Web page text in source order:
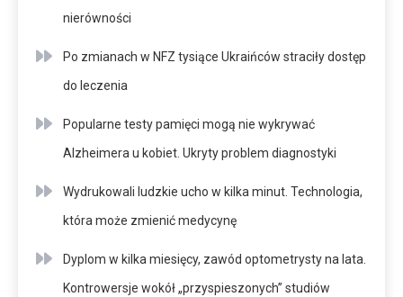
nierówności
Po zmianach w NFZ tysiące Ukraińców straciły dostęp
do leczenia
Popularne testy pamięci mogą nie wykrywać
Alzheimera u kobiet. Ukryty problem diagnostyki
Wydrukowali ludzkie ucho w kilka minut. Technologia,
która może zmienić medycynę
Dyplom w kilka miesięcy, zawód optometrysty na lata.
Kontrowersje wokół „przyspieszonych” studiów